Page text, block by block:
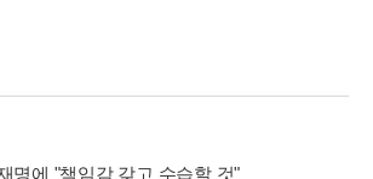
명에 "책임감 갖고 수습할 것"